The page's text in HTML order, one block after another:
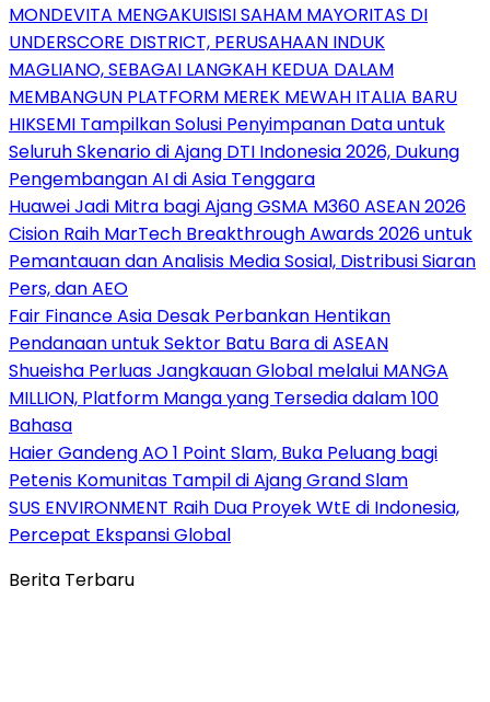
MONDEVITA MENGAKUISISI SAHAM MAYORITAS DI
UNDERSCORE DISTRICT, PERUSAHAAN INDUK
MAGLIANO, SEBAGAI LANGKAH KEDUA DALAM
MEMBANGUN PLATFORM MEREK MEWAH ITALIA BARU
HIKSEMI Tampilkan Solusi Penyimpanan Data untuk
Seluruh Skenario di Ajang DTI Indonesia 2026, Dukung
Pengembangan AI di Asia Tenggara
Huawei Jadi Mitra bagi Ajang GSMA M360 ASEAN 2026
Cision Raih MarTech Breakthrough Awards 2026 untuk
Pemantauan dan Analisis Media Sosial, Distribusi Siaran
Pers, dan AEO
Fair Finance Asia Desak Perbankan Hentikan
Pendanaan untuk Sektor Batu Bara di ASEAN
Shueisha Perluas Jangkauan Global melalui MANGA
MILLION, Platform Manga yang Tersedia dalam 100
Bahasa
Haier Gandeng AO 1 Point Slam, Buka Peluang bagi
Petenis Komunitas Tampil di Ajang Grand Slam
SUS ENVIRONMENT Raih Dua Proyek WtE di Indonesia,
Percepat Ekspansi Global
Berita Terbaru